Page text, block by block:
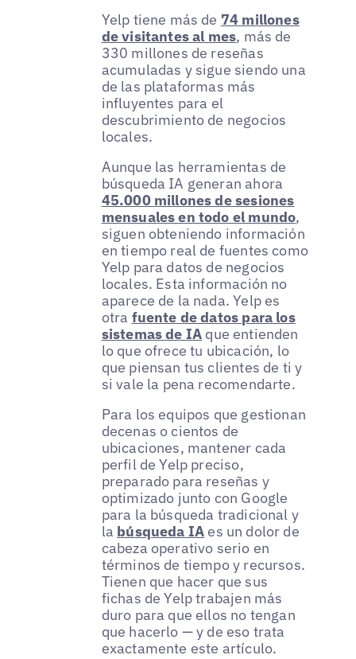
Yelp tiene más de 74 millones
de visitantes al mes, más de
330 millones de reseñas
acumuladas y sigue siendo una
de las plataformas más
influyentes para el
descubrimiento de negocios
locales.
Aunque las herramientas de
búsqueda IA generan ahora
45.000 millones de sesiones
mensuales en todo el mundo,
siguen obteniendo información
en tiempo real de fuentes como
Yelp para datos de negocios
locales. Esta información no
aparece de la nada. Yelp es
otra fuente de datos para los
sistemas de IA que entienden
lo que ofrece tu ubicación, lo
que piensan tus clientes de ti y
si vale la pena recomendarte.
Para los equipos que gestionan
decenas o cientos de
ubicaciones, mantener cada
perfil de Yelp preciso,
preparado para reseñas y
optimizado junto con Google
para la búsqueda tradicional y
la búsqueda IA es un dolor de
cabeza operativo serio en
términos de tiempo y recursos.
Tienen que hacer que sus
fichas de Yelp trabajen más
duro para que ellos no tengan
que hacerlo — y de eso trata
exactamente este artículo.